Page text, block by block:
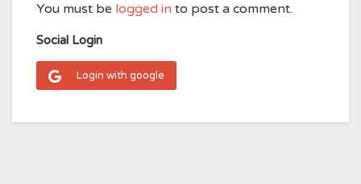
You must be logged in to post a comment.
Social Login
Login with google